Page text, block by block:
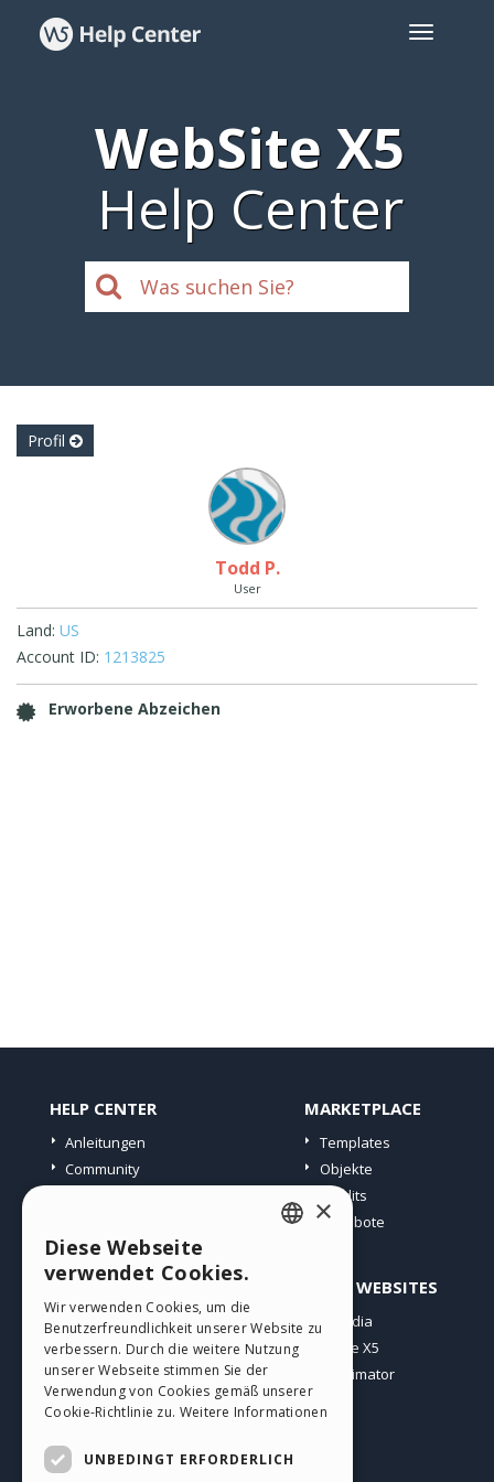
WebSite X5
Help Center
Profil
Todd P.
User
Land: US
Account ID: 1213825
Erworbene Abzeichen
HELP CENTER
Anleitungen
Community
MARKETPLACE
Templates
Objekte
Credits
Angebote
PROFIL
Meine Beiträge
Meine Lizenz
Download
Webhosting
ANDERE WEBSITES
Incomedia
WebSite X5
WebAnimator
GERMAN
SPANISH
PORTUGUESE
×
Diese Webseite
verwendet Cookies.
Wir verwenden Cookies, um die
Benutzerfreundlichkeit unserer Website zu
verbessern. Durch die weitere Nutzung
unserer Webseite stimmen Sie der
Verwendung von Cookies gemäß unserer
Cookie-Richtlinie zu. Weitere Informationen
UNBEDINGT ERFORDERLICH